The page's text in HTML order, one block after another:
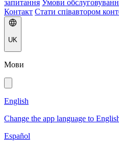
запитання Умови
Контакт Стати співавтором
UK
Мови
English
Change the app language to
Español